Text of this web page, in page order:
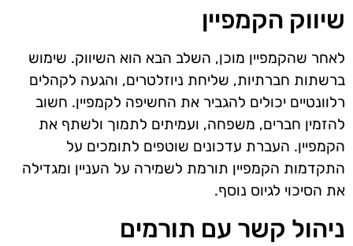
שיווק הקמפיין
לאחר שהקמפיין מוכן, השלב הבא הוא השיווק. שימוש
ברשתות חברתיות, שליחת ניוזלטרים, והגעה לקהלים
רלוונטיים יכולים להגביר את החשיפה לקמפיין. חשוב
להזמין חברים, משפחה, ועמיתים לתמוך ולשתף את
הקמפיין. העברת עדכונים שוטפים לתומכים על
התקדמות הקמפיין תורמת לשמירה על העניין ומגדילה
את הסיכוי לגיוס נוסף.
ניהול קשר עם תורמים